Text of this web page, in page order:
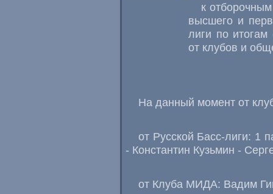
к
высшего и
лиги по
от клубов и
На данный момент от
от Русской Басс-лиги: 1
- Константин Кузьмин -
от Клуба МИДА: Вадим